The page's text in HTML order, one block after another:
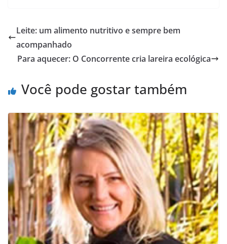
Leite: um alimento nutritivo e sempre bem
acompanhado
Para aquecer: O Concorrente cria lareira ecológica
Você pode gostar também